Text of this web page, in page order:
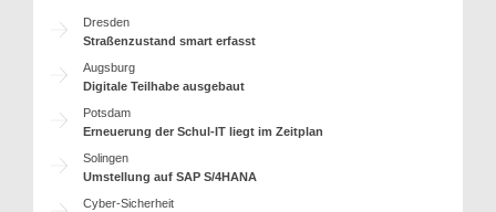
Dresden
Straßenzustand smart erfasst
Augsburg
Digitale Teilhabe ausgebaut
Potsdam
Erneuerung der Schul-IT liegt im Zeitplan
Solingen
Umstellung auf SAP S/4HANA
Cyber-Sicherheit